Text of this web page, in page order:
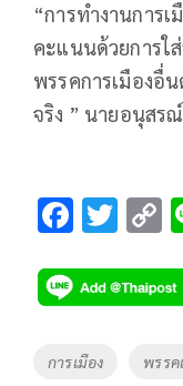
“การทำงานการ
คะแนนด้วยการใ
พรรคการเมืองอื่
จริง ” นายอนุสร
F
e
b
o
T
tt
er
C
p
y
Tags
การเมือง พรรค